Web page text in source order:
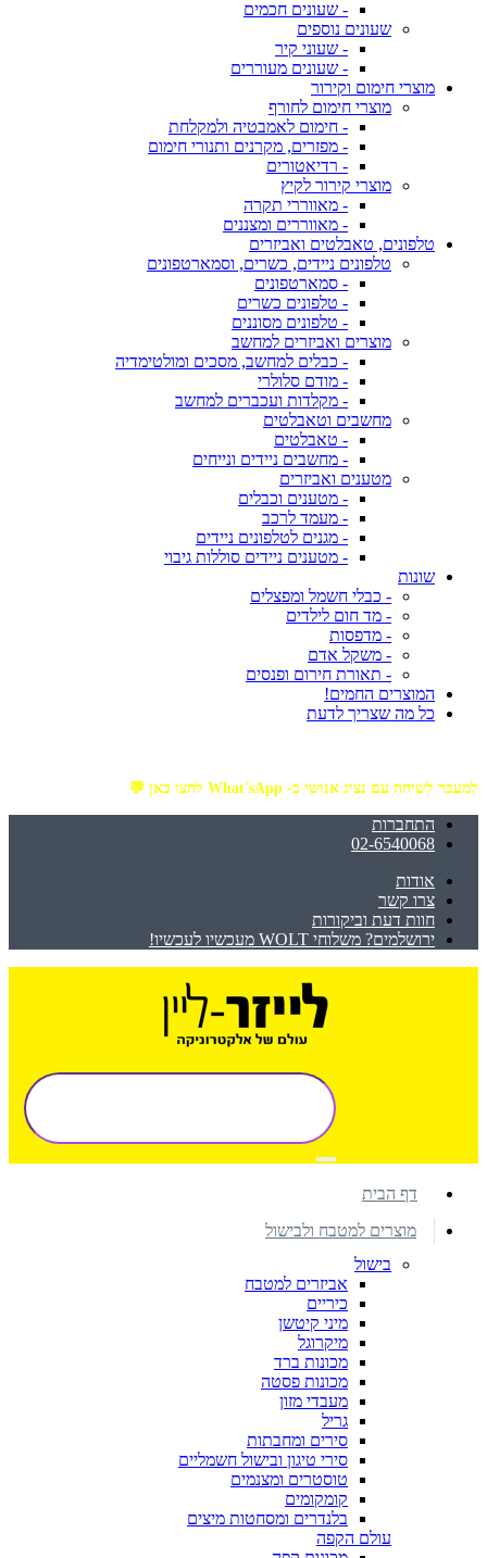
- שעונים חכמים
שעונים נוספים
- שעוני קיר
- שעונים מעוררים
מוצרי חימום וקירור
מוצרי חימום לחורף
- חימום לאמבטיה ולמקלחת
- מפזרים, מקרנים ותנורי חימום
- רדיאטורים
מוצרי קירור לקיץ
- מאווררי תקרה
- מאווררים ומצננים
טלפונים, טאבלטים ואביזרים
טלפונים ניידים, כשרים, וסמארטפונים
- סמארטפונים
- טלפונים כשרים
- טלפונים מסוננים
מוצרים ואביזרים למחשב
- כבלים למחשב, מסכים ומולטימדיה
- מודם סלולרי
- מקלדות ועכברים למחשב
מחשבים וטאבלטים
- טאבלטים
- מחשבים ניידים ונייחים
מטענים ואביזרים
- מטענים וכבלים
- מעמד לרכב
- מגנים לטלפונים ניידים
- מטענים ניידים סוללות גיבוי
שונות
- כבלי חשמל ומפצלים
- מד חום לילדים
- מדפסות
- משקל אדם
- תאורת חירום ופנסים
המוצרים החמים!
כל מה שצריך לדעת
למעבר לשיחה עם נציג אנושי ב- What'sApp לחצו כאן 💬
התחברות
02-6540068
אודות
צרו קשר
חוות דעת וביקורות
ירושלמים? משלוחי WOLT מעכשיו לעכשיו!
דף הבית
מוצרים למטבח ולבישול
בישול
אביזרים למטבח
כיריים
מיני קיטשן
מיקרוגל
מכונות ברד
מכונות פסטה
מעבדי מזון
גריל
סירים ומחבתות
סירי טיגון ובישול חשמליים
טוסטרים ומצנמים
קומקומים
בלנדרים ומסחטות מיצים
עולם הקפה